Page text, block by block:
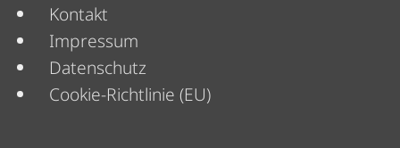
Menü
Kontakt
Impressum
Datenschutz
Cookie-Richtlinie (EU)